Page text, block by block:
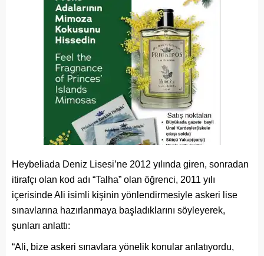
Heybeliada Deniz Lisesi’ne 2012 yılında giren, sonradan
itirafçı olan kod adı “Talha” olan öğrenci, 2011 yılı
içerisinde Ali isimli kişinin yönlendirmesiyle askeri lise
sınavlarına hazırlanmaya başladıklarını söyleyerek,
şunları anlattı:
“Ali, bize askeri sınavlara yönelik konular anlatıyordu,